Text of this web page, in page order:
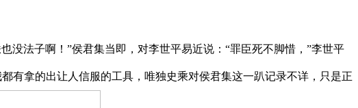
法子啊！”侯君集当即，对李世平易近说：“罪臣死不脚惜，”李世平
有拿的出让人信服的工具，唯独史乘对侯君集这一趴记录不详，只是正